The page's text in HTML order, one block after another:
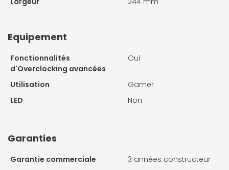
Equipement
Fonctionnalités
d'Overclocking avancées
Oui
Utilisation
Gamer
LED
Non
Garanties
Garantie commerciale
3 années constructeur